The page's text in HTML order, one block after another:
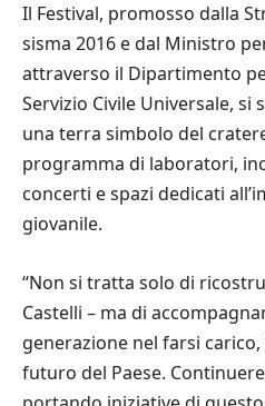
Il Festival, promosso dalla
sisma 2016 e dal Ministro
attraverso il Dipartimento
Servizio Civile Universale,
una terra simbolo del
programma di laboratori,
concerti e spazi dedicati
giovanile.
“Non si tratta solo di
Castelli – ma di
generazione nel farsi
futuro del Paese.